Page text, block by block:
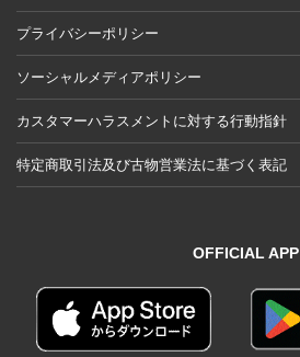
プライバシーポリシー
ソーシャルメディアポリシー
カスタマーハラスメントに対する行動指針
特定商取引法及び古物営業法に基づく表記
OFFICIAL APP